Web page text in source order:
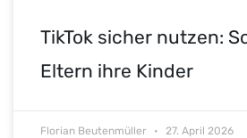
TikTok sicher nutzen:
Eltern ihre Kinder
Florian Beutenmüller 27. April 2026